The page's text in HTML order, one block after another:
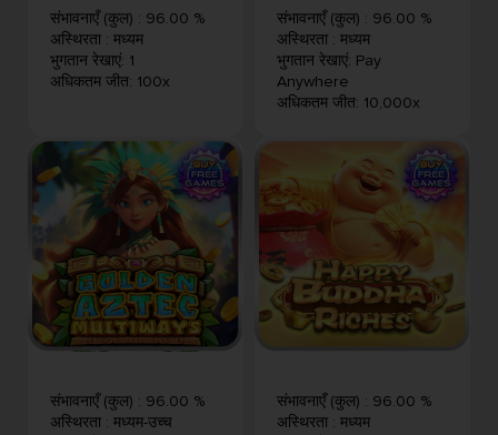
संभावनाएँ (कुल) : 96.00 %
अस्थिरता : मध्यम
भुगतान रेखाएं: 1
अधिकतम जीत: 100x
संभावनाएँ (कुल) : 96.00 %
अस्थिरता : मध्यम
भुगतान रेखाएं: Pay
Anywhere
अधिकतम जीत: 10,000x
संभावनाएँ (कुल) : 96.00 %
अस्थिरता : मध्यम-उच्च
संभावनाएँ (कुल) : 96.00 %
अस्थिरता : मध्यम